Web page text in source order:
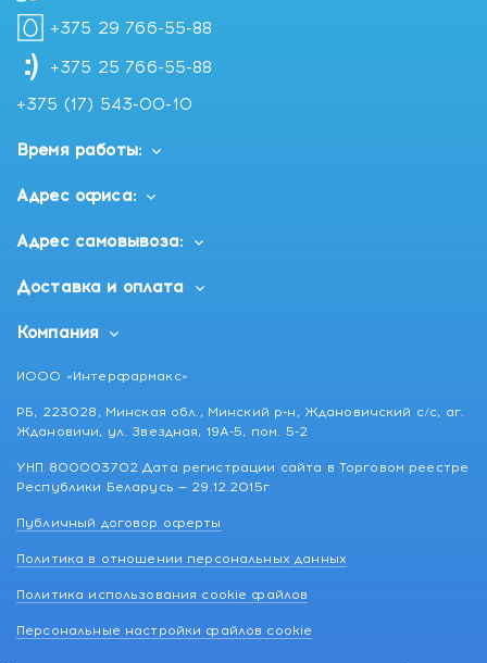
+375 29 766-55-88
+375 25 766-55-88
+375 (17) 543-00-10
Время работы:
Адрес офиса:
Адрес самовывоза:
Доставка и оплата
Компания
ИООО «Интерфармакс»
РБ, 223028, Минская обл., Минский р-н, Ждановичский с/с, аг.
Ждановичи, ул. Звездная, 19А-5, пом. 5-2
УНП 800003702 Дата регистрации сайта в Торговом реестре
Республики Беларусь — 29.12.2015г
Публичный договор оферты
Политика в отношении персональных данных
Политика использования cookie файлов
Персональные настройки файлов cookie